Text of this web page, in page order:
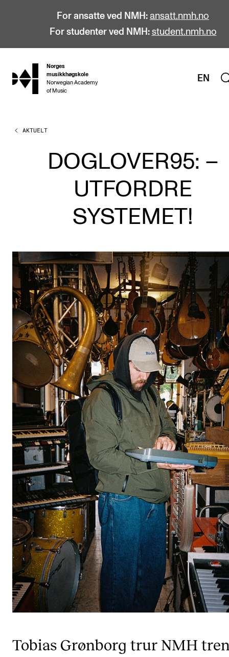
For ansatte ved NMH: ansatt.nmh.no
For studenter ved NMH: student.nmh.no
hjem
Norges
musikkhøgskole
Norwegian Academy
of Music
EN
STUDIER
Alle studier
Årsstudium og videreutdanning
Talentutvikling
STUDENTLIV
Søknad og opptak
Biblioteket
Fagmiljøer
Salane våre
Studentutvalet SUT (student.nmh.no)
FORSKNING
CERM
CREMAH
NordART
Prosjekter
Publikasjoner
INTERNASJONALT
Utveksling
Internasjonal strategi
Samarbeidsprosjekter
IN.TUNE
AKTUELT
DOGLOVER95: –
UTFORDRE
SYSTEMET!
Tobias Grønborg trur NMH